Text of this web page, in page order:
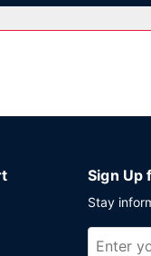
dia com uma bebida
sobretaxa.
Sign Up
Stay